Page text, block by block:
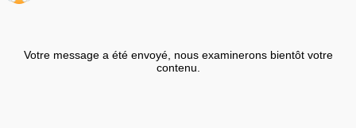
Votre message a été envoyé, nous examinerons bientôt votre
contenu.